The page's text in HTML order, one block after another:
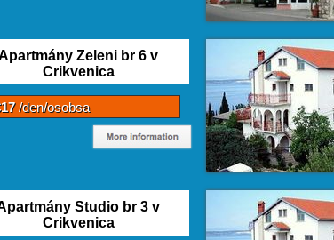
Zeleni br 6 v
Crikvenica
/den/osobsa
Studio br 3 v
Crikvenica